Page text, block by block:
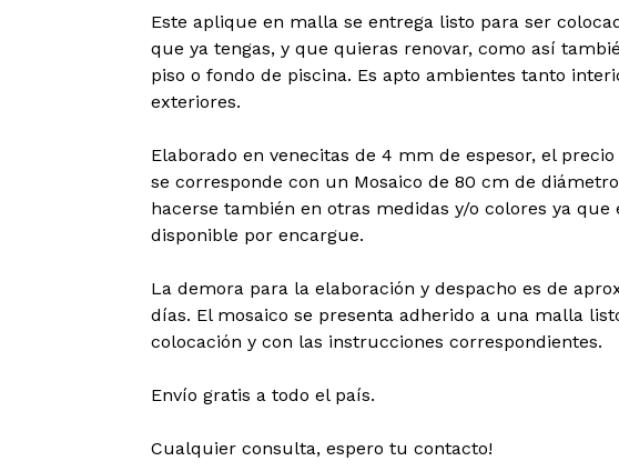
Este aplique en malla se entrega listo para ser
que ya tengas, y que quieras renovar, como así
piso o fondo de piscina. Es apto ambientes tanto
exteriores.
Elaborado en venecitas de 4 mm de espesor, el
se corresponde con un Mosaico de 80 cm de
hacerse también en otras medidas y/o colores ya que
disponible por encargue.
La demora para la elaboración y despacho es de
días. El mosaico se presenta adherido a una malla
colocación y con las instrucciones correspondientes.
Envío gratis a todo el país.
Cualquier consulta, espero tu contacto!